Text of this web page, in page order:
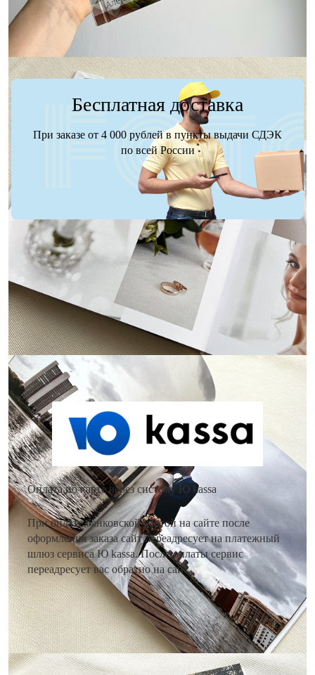
Бесплатная доставка
При заказе от 4 000 рублей в пункты выдачи СДЭК
по всей России
Как оплатить заказ?
Оплата по карте через систему Ю kassa
При оплате банковской картой на сайте после
оформления заказа сайт переадресует на платежный
шлюз сервиса Ю kassa. После оплаты сервис
переадресует вас обратно на сайт.